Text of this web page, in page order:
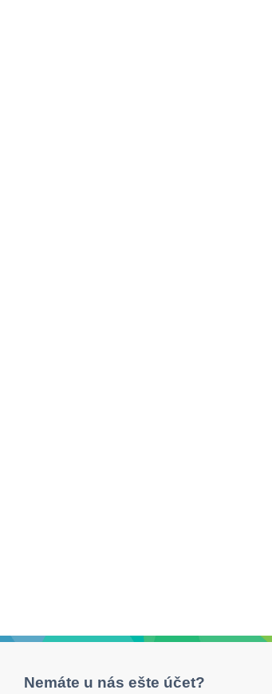
Nemáte u nás ešte účet?